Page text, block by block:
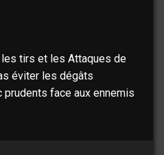
les tirs et les Attaques de
éviter les dégâts
face aux ennemis